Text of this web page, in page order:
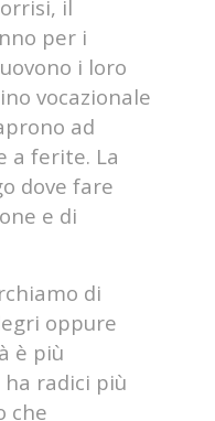
il
per i
i loro
vocazionale
ad
a ferite. La
dove fare
e di
di
oppure
è più
radici più
che